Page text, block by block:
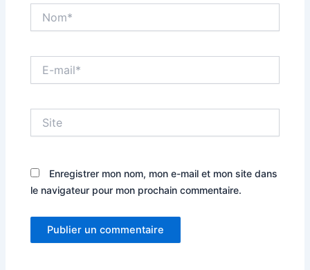
mail*
Enregistrer mon nom, mon e-mail et mon site dans
le navigateur pour mon prochain commentaire.